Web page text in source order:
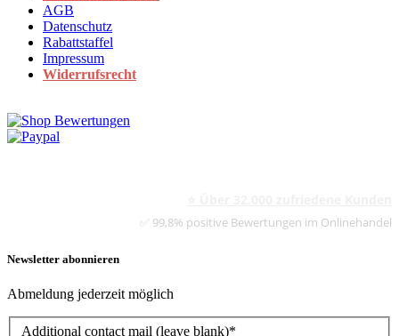
AGB
Datenschutz
Rabattstaffel
Impressum
Widerrufsrecht
✅ 99,8% positive Bewertungen im Onlinehandel
Newsletter abonnieren
Abmeldung jederzeit möglich
Additional contact mail (leave blank)*